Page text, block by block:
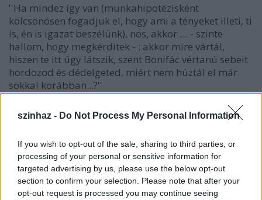
szinhaz - Do Not Process My Personal Information
If you wish to opt-out of the sale, sharing to third parties, or
processing of your personal or sensitive information for
targeted advertising by us, please use the below opt-out
section to confirm your selection. Please note that after your
opt-out request is processed you may continue seeing
''Ha mindez így van (munkahipotézisként
kölcsönösen fogadjuk el, hogy ami a tényeket illeti, ti
is, én is igazat beszélünk), nos, akkor … - szinte
hallom, hogy megkérditek - : akkor mire vártál,
hiszen te itt úgy látszik, szent Bonifác vértanú sebeit
hordozod és dédelgeted, miért nem húztál el már
sokkal korábban...?''
A tanítványaim miatt, és miattatok: ez a válaszom.
Elhangzott ugyanis az évek során nem egy
megfogalmazásban, hogy az én évenkénti
feltűnésem a WS színházban tartja sokakban a lelket
(''a Jeles-darabok idején élek, a kettő között
becsukódom...'' stb.)